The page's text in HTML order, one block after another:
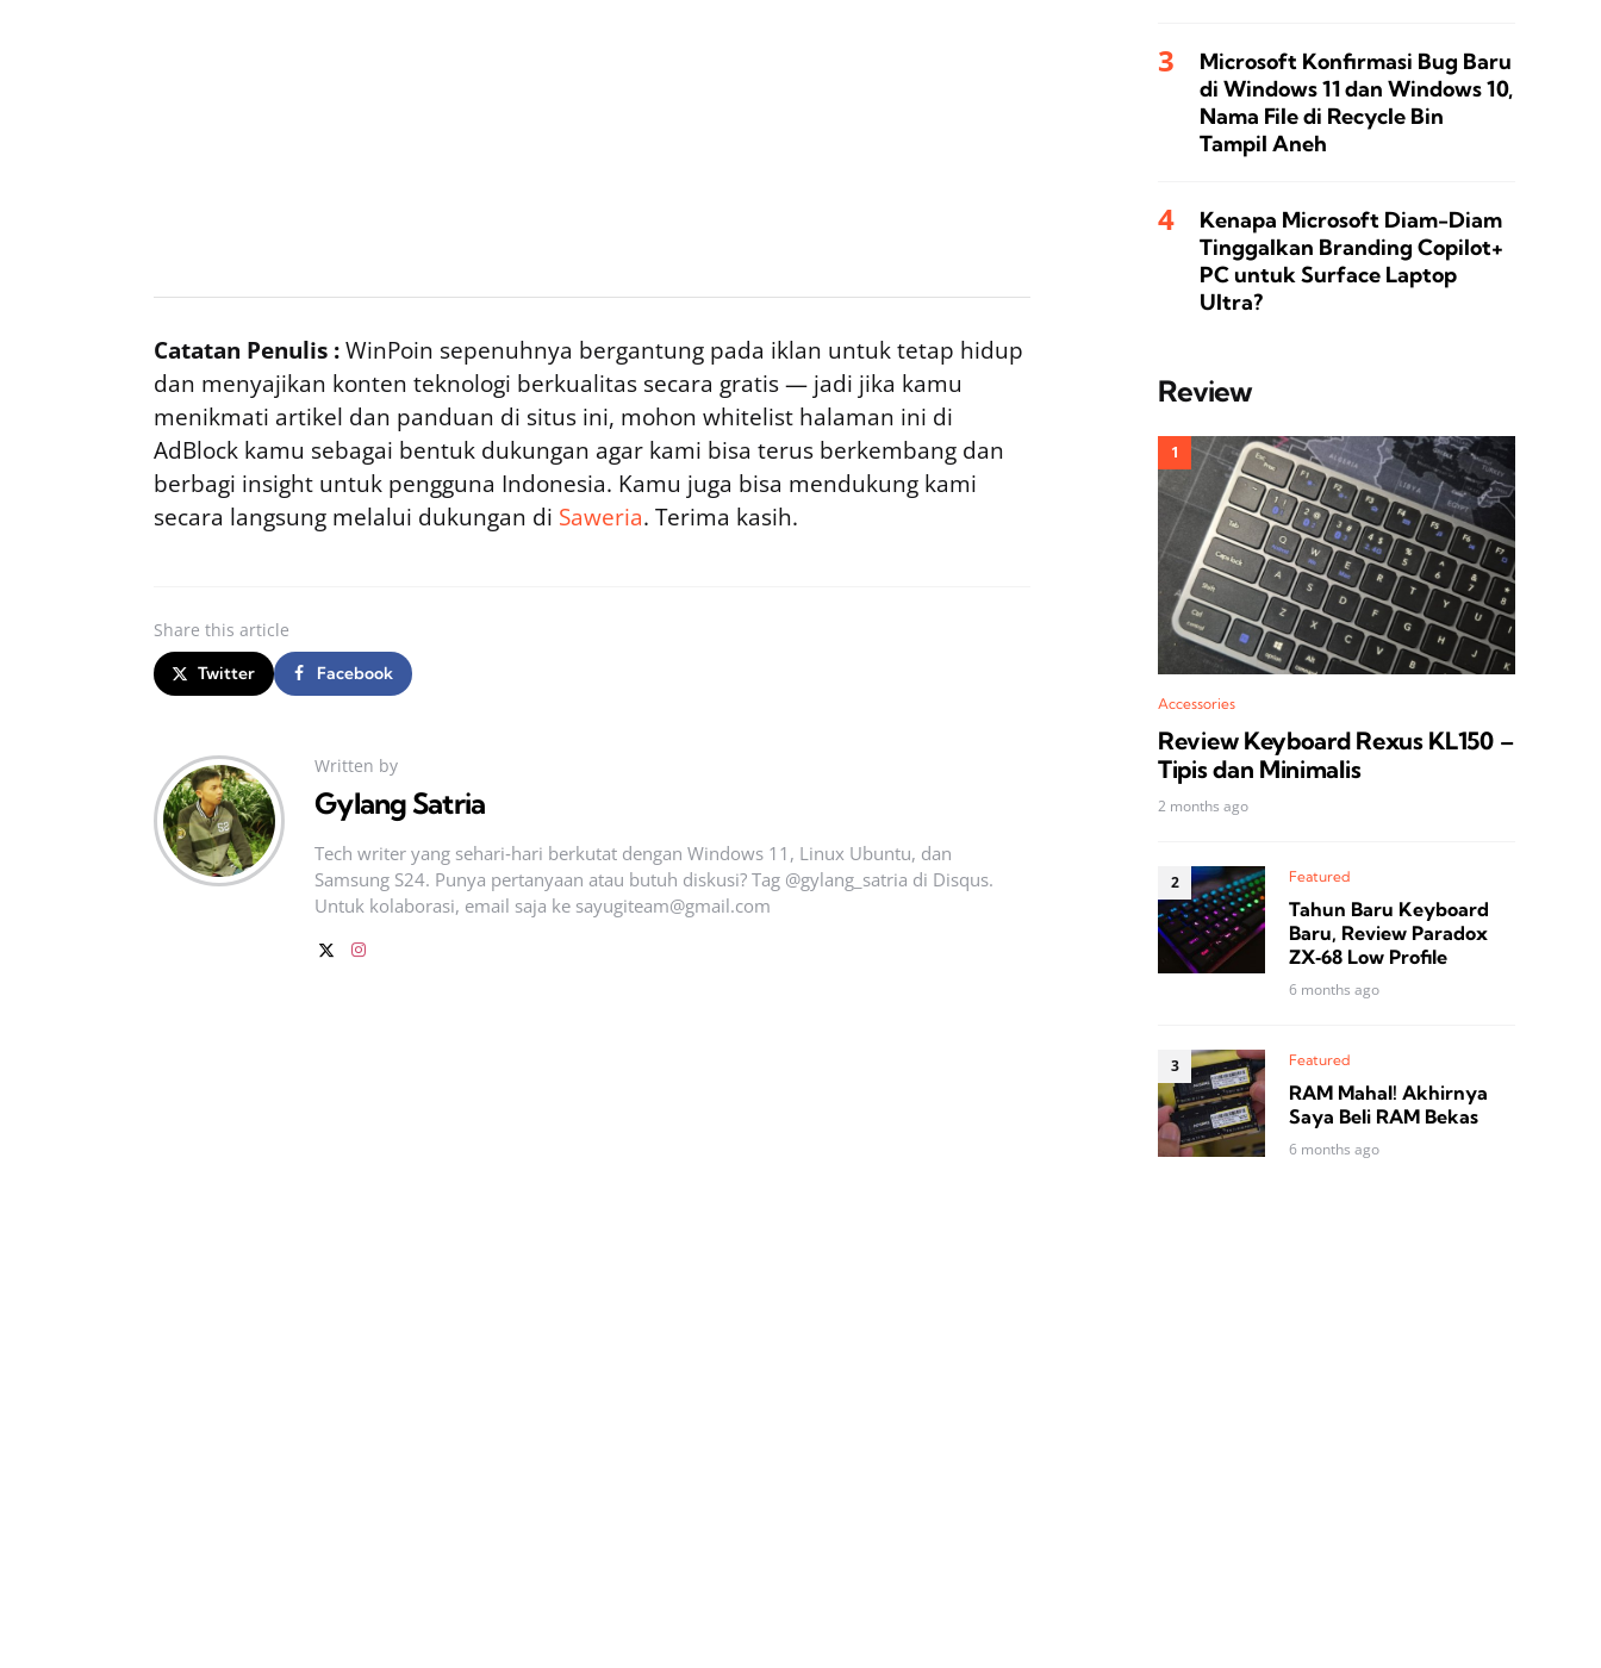
Catatan Penulis :WinPoin sepenuhnya bergantung pada iklan untuk tetap hidup
dan menyajikan konten teknologi berkualitas secara gratis — jadi jika kamu
menikmati artikel dan panduan di situs ini, mohon whitelist halaman ini di
AdBlock kamu sebagai bentuk dukungan agar kami bisa terus berkembang dan
berbagi insight untuk pengguna Indonesia. Kamu juga bisa mendukung kami
secara langsung melalui dukungan di Saweria. Terima kasih.
Share this article
Twitter Facebook
Written by
Gylang Satria
Tech writer yang sehari‑hari berkutat dengan Windows 11, Linux Ubuntu, dan
Samsung S24. Punya pertanyaan atau butuh diskusi? Tag @gylang_satria di Disqus.
Untuk kolaborasi, email saja ke sayugiteam@gmail.com
Microsoft Konfirmasi Bug Baru
di Windows 11 dan Windows 10,
Nama File di Recycle Bin
Tampil Aneh
Kenapa Microsoft Diam-Diam
Tinggalkan Branding Copilot+
PC untuk Surface Laptop
Ultra?
Review
Accessories
Review Keyboard Rexus KL150 –
Tipis dan Minimalis
2 months ago
Featured
Tahun Baru Keyboard
Baru, Review Paradox
ZX‑68 Low Profile
6 months ago
Featured
RAM Mahal! Akhirnya
Saya Beli RAM Bekas
6 months ago